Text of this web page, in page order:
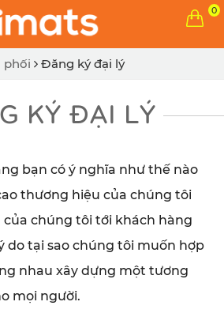
0
phối Đăng ký đại lý
KÝ ĐẠI LÝ
bạn có ý nghĩa như thế nào
thương hiệu của chúng tôi
của chúng tôi tới khách hàng
do tại sao chúng tôi muốn hợp
nhau xây dựng một tương
mọi người.